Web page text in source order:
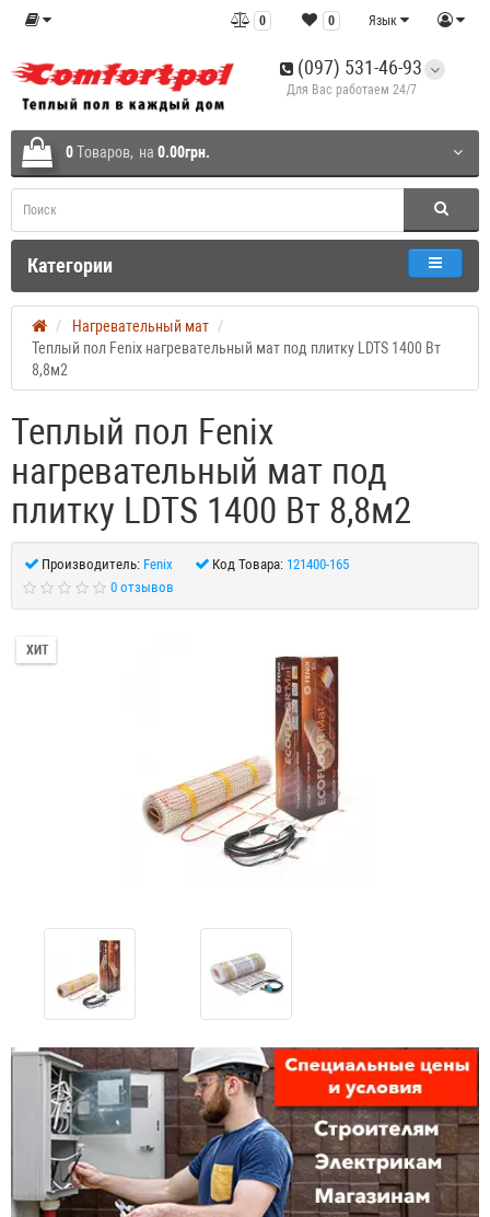
Язык
0
0
(097) 531-46-93
Для Вас работаем 24/7
0Tоваров, на 0.00грн.
Категории
Нагревательный мат
Теплый пол Fenix нагревательный мат под плитку LDTS 1400 Вт
8,8м2
Теплый пол Fenix
нагревательный мат под
плитку LDTS 1400 Вт 8,8м2
Производитель: Fenix Код Товара: 121400-165
0 отзывов
ХИТ